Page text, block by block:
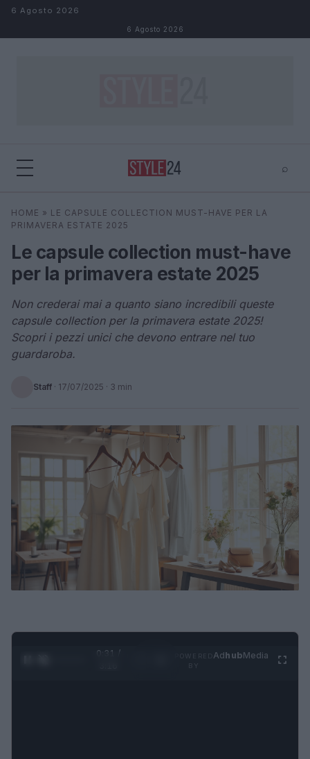
Salta al contenuto
6 Agosto 2026
6 Agosto 2026
⌕
Cerca ⌕
HOME » LE CAPSULE COLLECTION MUST-HAVE PER LA
PRIMAVERA ESTATE 2025
Le capsule collection must-have
per la primavera estate 2025
Non crederai mai a quanto siano incredibili queste
capsule collection per la primavera estate 2025!
Scopri i pezzi unici che devono entrare nel tuo
guardaroba.
Staff · 17/07/2025 · 3 min
0:32 /
AdhubMedia